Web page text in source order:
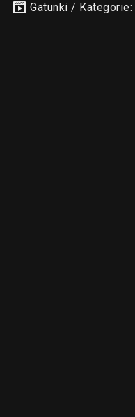
Gatunki / Kategorie: